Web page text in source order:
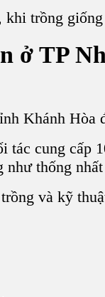
trồng
ở TP
Khánh Hòa
cung cấp
thống
và kỹ